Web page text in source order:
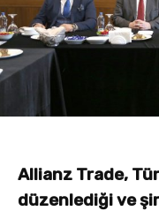
Allianz Trade,
düzenlediği ve